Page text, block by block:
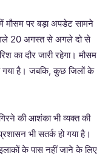
मौसम पर बड़ा अपडेट सामने
20 अगस्त से अगले दो से
का दौर जारी रहेगा। मौसम
गया है। जबकि, कुछ जिलों के
की आशंका भी व्यक्त की
भी सतर्क हो गया है।
के पास नहीं जाने के लिए